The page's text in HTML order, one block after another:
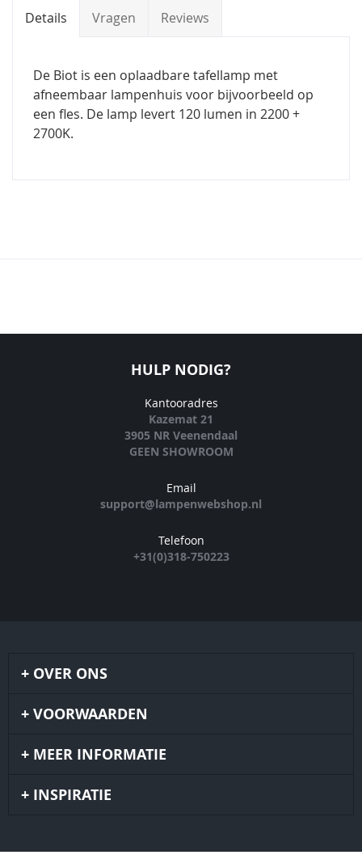
Details Vragen Reviews
De Biot is een oplaadbare tafellamp met
afneembaar lampenhuis voor bijvoorbeeld op
een fles. De lamp levert 120 lumen in 2200 +
2700K.
HULP NODIG?
Kantooradres
Kazemat 21
3905 NR Veenendaal
GEEN SHOWROOM
Email
support@lampenwebshop.nl
Telefoon
+31(0)318-750223
OVER ONS
VOORWAARDEN
MEER INFORMATIE
INSPIRATIE